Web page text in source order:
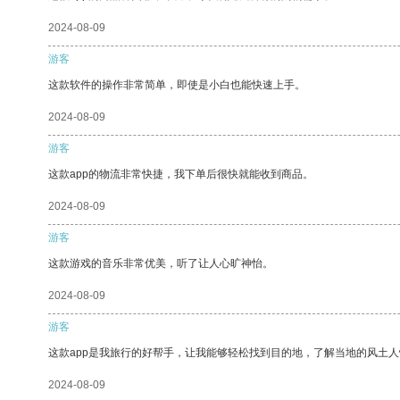
2024-08-09
游客
这款软件的操作非常简单，即使是小白也能快速上手。
2024-08-09
游客
这款app的物流非常快捷，我下单后很快就能收到商品。
2024-08-09
游客
这款游戏的音乐非常优美，听了让人心旷神怡。
2024-08-09
游客
这款app是我旅行的好帮手，让我能够轻松找到目的地，了解当地的风土
2024-08-09